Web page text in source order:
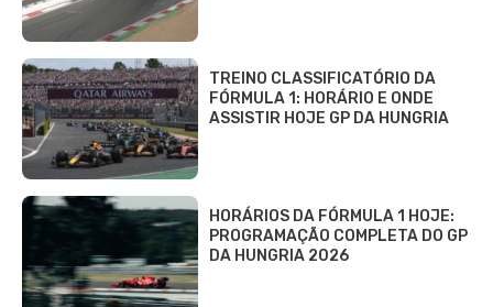
TREINO CLASSIFICATÓRIO DA
FÓRMULA 1: HORÁRIO E ONDE
ASSISTIR HOJE GP DA HUNGRIA
HORÁRIOS DA FÓRMULA 1 HOJE:
PROGRAMAÇÃO COMPLETA DO GP
DA HUNGRIA 2026